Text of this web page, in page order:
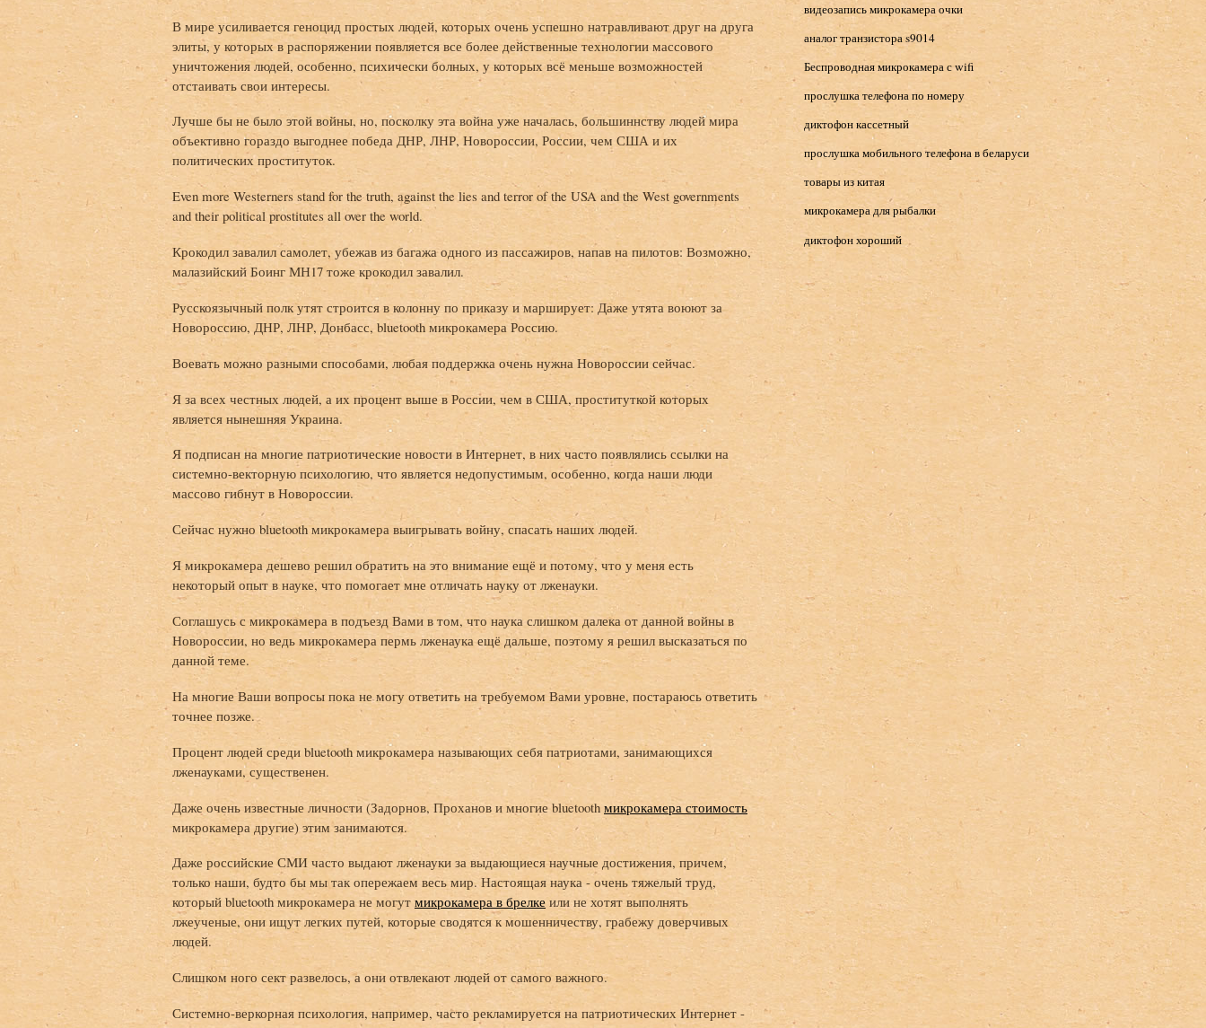
В мире усиливается геноцид простых людей, которых очень успешно натравливают друг на друга
элиты, у которых в распоряжении появляется все более действенные технологии массового
уничтожения людей, особенно, психически болных, у которых всё меньше возможностей
отстаивать свои интересы.
Лучше бы не было этой войны, но, посколку эта война уже началась, большиннству людей мира
объективно гораздо выгоднее победа ДНР, ЛНР, Новороссии, России, чем США и их
политических проституток.
Even more Westerners stand for the truth, against the lies and terror of the USA and the West governments
and their political prostitutes all over the world.
Крокодил завалил самолет, убежав из багажа одного из пассажиров, напав на пилотов: Возможно,
малазийский Боинг МН17 тоже крокодил завалил.
Русскоязычный полк утят строится в колонну по приказу и марширует: Даже утята воюют за
Новороссию, ДНР, ЛНР, Донбасс, bluetooth микрокамера Россию.
Воевать можно разными способами, любая поддержка очень нужна Новороссии сейчас.
Я за всех честных людей, а их процент выше в России, чем в США, проституткой которых
является нынешняя Украина.
Я подписан на многие патриотические новости в Интернет, в них часто появлялись ссылки на
системно-векторную психологию, что является недопустимым, особенно, когда наши люди
массово гибнут в Новороссии.
Сейчас нужно bluetooth микрокамера выигрывать войну, спасать наших людей.
Я микрокамера дешево решил обратить на это внимание ещё и потому, что у меня есть
некоторый опыт в науке, что помогает мне отличать науку от лженауки.
Соглашусь с микрокамера в подъезд Вами в том, что наука слишком далека от данной войны в
Новороссии, но ведь микрокамера пермь лженаука ещё дальше, поэтому я решил высказаться по
данной теме.
На многие Ваши вопросы пока не могу ответить на требуемом Вами уровне, постараюсь ответить
точнее позже.
Процент людей среди bluetooth микрокамера называющих себя патриотами, занимающихся
лженауками, существенен.
Даже очень известные личности (Задорнов, Проханов и многие bluetooth микрокамера стоимость
микрокамера другие) этим занимаются.
Даже российские СМИ часто выдают лженауки за выдающиеся научные достижения, причем,
только наши, будто бы мы так опережаем весь мир. Настоящая наука - очень тяжелый труд,
который bluetooth микрокамера не могут микрокамера в брелке или не хотят выполнять
лжеученые, они ищут легких путей, которые сводятся к мошенничеству, грабежу доверчивых
людей.
Слишком ного сект развелось, а они отвлекают людей от самого важного.
Системно-веркорная психология, например, часто рекламируется на патриотических Интернет -
видеозапись микрокамера очки
аналог транзистора s9014
Беспроводная микрокамера с wifi
прослушка телефона по номеру
диктофон кассетный
прослушка мобильного телефона в беларуси
товары из китая
микрокамера для рыбалки
диктофон хороший